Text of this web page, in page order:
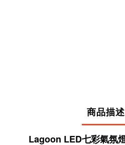
商品描述
Lagoon LED七彩氣氛